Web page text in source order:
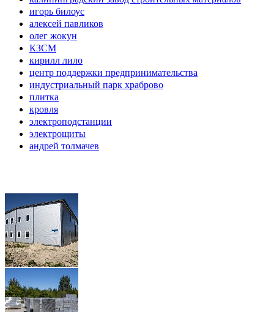
игорь билоус
алексей павликов
олег жокун
КЗСМ
кирилл лило
центр поддержки предпринимательства
индустриальный парк храброво
плитка
кровля
электроподстанции
электрощиты
андрей толмачев